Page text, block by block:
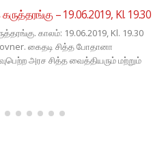
– 19.06.2019, Kl. 19.30
காலம்: 19.06.2019, Kl. 19.30
கைதடி சித்த போதானா
அரச சித்த வைத்தியரும் மற்றும்